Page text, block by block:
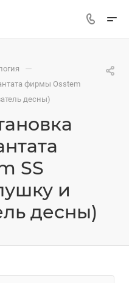
—
фирмы Osstem
десны)
SS
и
десны)